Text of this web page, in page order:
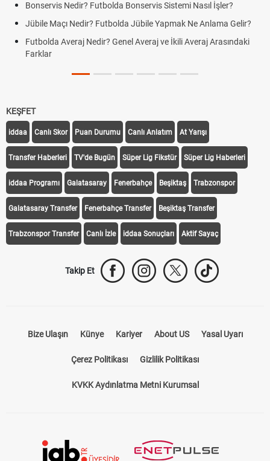
Bonservis Nedir? Futbolda Bonservis Sistemi Nasıl İşler?
Jübile Maçı Nedir? Futbolda Jübile Yapmak Ne Anlama Gelir?
Futbolda Averaj Nedir? Genel Averaj ve İkili Averaj Arasındaki
Farklar
KEŞFET
iddaa Canlı Skor Puan Durumu Canlı Anlatım At Yarışı
Transfer Haberleri TV'de Bugün Süper Lig Fikstür Süper Lig Haberleri
iddaa Programı Galatasaray Fenerbahçe Beşiktaş Trabzonspor
Galatasaray Transfer Fenerbahçe Transfer Beşiktaş Transfer
Trabzonspor Transfer Canlı İzle iddaa Sonuçları Aktif Sayaç
Takip Et
Bize Ulaşın Künye Kariyer About US Yasal Uyarı
Çerez Politikası Gizlilik Politikası
KVKK Aydınlatma Metni Kurumsal